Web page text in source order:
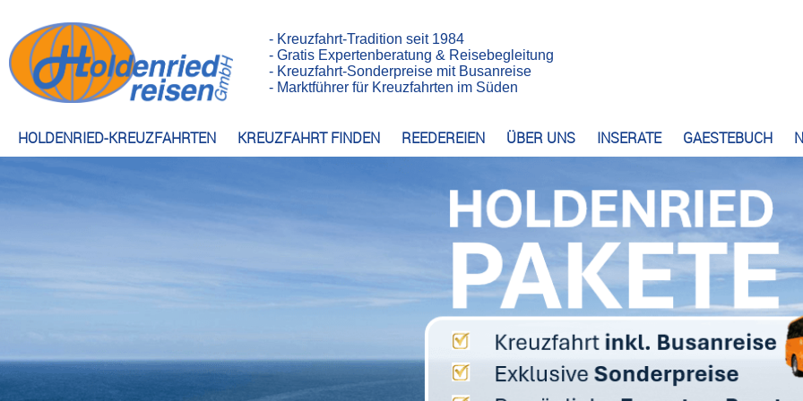
HOLDENRIED-KREUZFAHRTEN KREUZFAHRT FINDEN REEDEREIEN ÜBER UNS INSERATE GAESTEBUCH
- Kreuzfahrt-Tradition seit 1984
- Gratis Expertenberatung & Reisebegleitung
- Kreuzfahrt-Sonderpreise mit Busanreise
- Marktführer für Kreuzfahrten im Süden